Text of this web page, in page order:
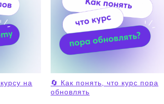
на
🔄 Как понять, что курс пора
обновлять